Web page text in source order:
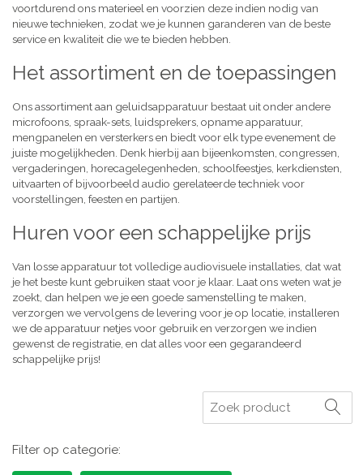
voortdurend ons materieel en voorzien deze indien nodig van
nieuwe technieken, zodat we je kunnen garanderen van de beste
service en kwaliteit die we te bieden hebben.
Het assortiment en de toepassingen
Ons assortiment aan geluidsapparatuur bestaat uit onder andere
microfoons, spraak-sets, luidsprekers, opname apparatuur,
mengpanelen en versterkers en biedt voor elk type evenement de
juiste mogelijkheden. Denk hierbij aan bijeenkomsten, congressen,
vergaderingen, horecagelegenheden, schoolfeestjes, kerkdiensten,
uitvaarten of bijvoorbeeld audio gerelateerde techniek voor
voorstellingen, feesten en partijen.
Huren voor een schappelijke prijs
Van losse apparatuur tot volledige audiovisuele installaties, dat wat
je het beste kunt gebruiken staat voor je klaar. Laat ons weten wat je
zoekt, dan helpen we je een goede samenstelling te maken,
verzorgen we vervolgens de levering voor je op locatie, installeren
we de apparatuur netjes voor gebruik en verzorgen we indien
gewenst de registratie, en dat alles voor een gegarandeerd
schappelijke prijs!
Zoeken
Filter op categorie: